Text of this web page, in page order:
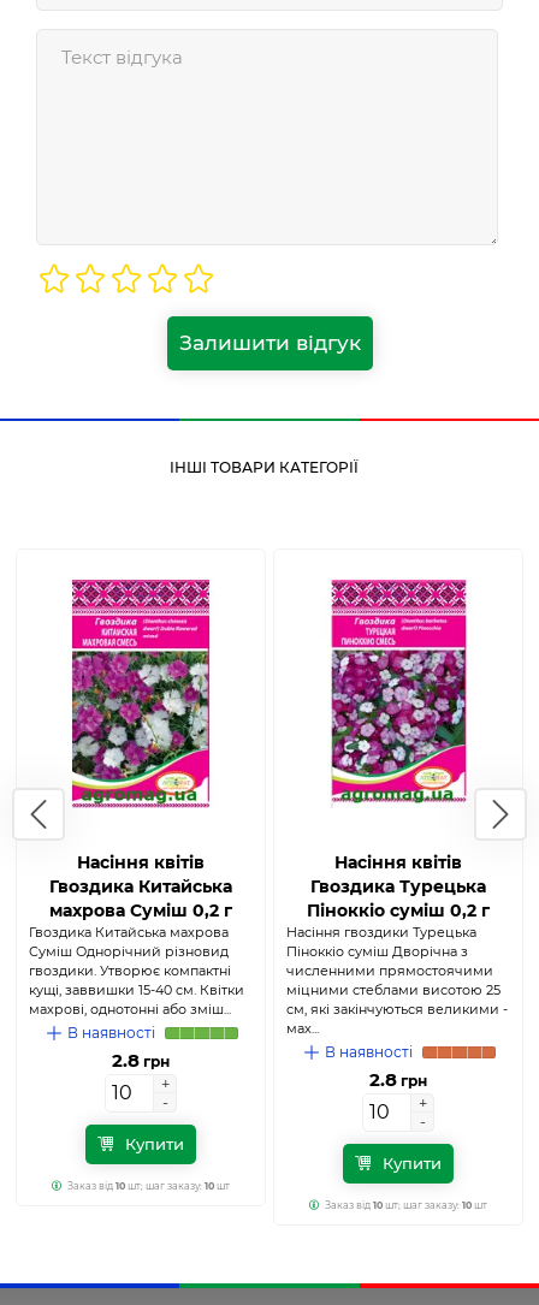
Залишити відгук
ІНШІ ТОВАРИ КАТЕГОРІЇ
Насіння квітів
Гвоздика Китайська
махрова Суміш 0,2 г
(Агромаг)
Гвоздика Китайська махрова
Суміш Однорічний різновид
гвоздики. Утворює компактні
кущі, заввишки 15-40 см. Квітки
махрові, однотонні або зміш...
В наявності
2.8 грн
+
-
+
-
Купити
Заказ від 10 шт; шаг заказу: 10 шт
Насіння квітів
Гвоздика Турецька
Піноккіо суміш 0,2 г
(Агромаг)
Насіння гвоздики Турецька
Піноккіо суміш Дворічна з
численними прямостоячими
міцними стеблами висотою 25
см, які закінчуються великими -
мах...
В наявності
2.8 грн
+
-
+
-
Купити
Заказ від 10 шт; шаг заказу: 10 шт